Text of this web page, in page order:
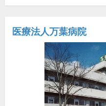
医療法人万葉病院